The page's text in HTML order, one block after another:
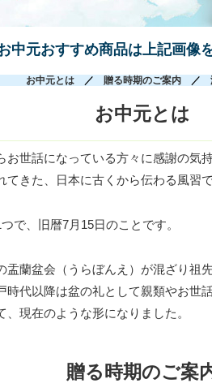
中元おすすめ商品は上記画像
お中元とは／ 贈る時期のご案内／
お中元とは
お世話になっている方々に感謝の気
てきた、日本に古くから伝わる風習
で、旧暦7月15日のことです。
盂蘭盆会（うらぼんえ）が混ざり祖
時代以降は盆の礼として親類やお世
現在のような形になりました。
贈る時期のご案